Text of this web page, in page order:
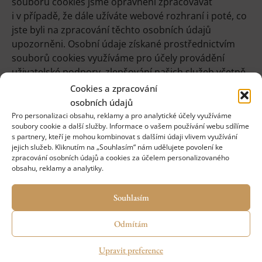
Cookies a zpracování
osobních údajů
Pro personalizaci obsahu, reklamy a pro analytické účely využíváme
soubory cookie a další služby. Informace o vašem používání webu sdílíme
s partnery, kteří je mohou kombinovat s dalšími údaji vlivem využívání
jejich služeb. Kliknutím na „Souhlasím“ nám udělujete povolení ke
zpracování osobních údajů a cookies za účelem personalizovaného
obsahu, reklamy a analytiky.
Souhlasím
Odmítám
Upravit preference
i v případě, že dále užíváte webové rozhraní i poté, co
jste byli na zpracování těchto osobních údajů
upozorněni. Osobní údaje získané prostřednictvím
souborů cookies využíváme pro účely provádění
uživatelské podpory, zlepšování našich služeb včetně
analýzy chování uživatelů a marketingu.
Veškeré poskytnuté osobní údaje za výše uvedenými
účely jsou poskytované zcela dobrovolně
a vyjádřením jejich souhlasu probíhá pomocí aktivní
interakce (zaškrtnutí) políčka se souhlasem pro jejich
zpracování nebo na základě oprávněného zájmu.
prostřednictvím e-mailu.
Jaká jsou moje práva v souvislosti
s ochranou osobních údajů?
Požadovat po nás informaci, které Vaše osobní